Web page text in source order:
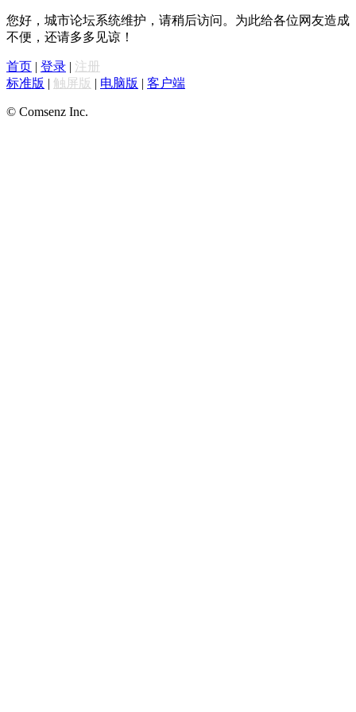
您好，城市论坛系统维护，请稍后访问。为此给各位网友造成
不便，还请多多见谅！
首页 | 登录 | 注册
标准版 | 触屏版 | 电脑版 | 客户端
© Comsenz Inc.